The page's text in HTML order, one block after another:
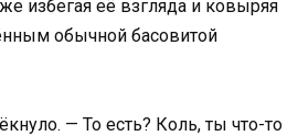
избегая её взгляда и ковыряя
обычной басовитой
— То есть? Коль, ты что-то